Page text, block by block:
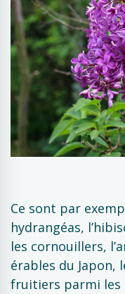
Ce sont par
hydrangéas,
les cornouillers,
érables du Japon,
fruitiers parmi les